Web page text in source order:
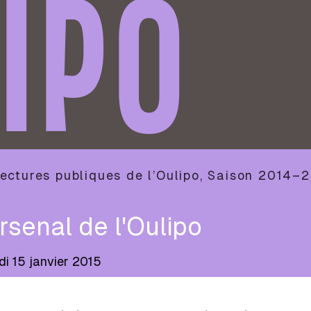
publiques de l’Oulipo, Saison
de l'Oulipo
15 janvier 2015